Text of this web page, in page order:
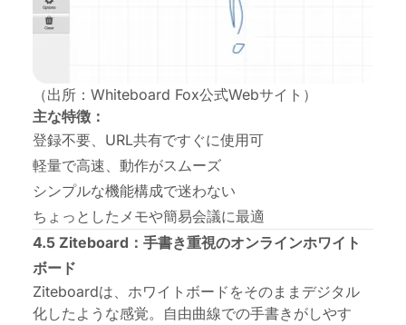
（出所：Whiteboard Fox公式Webサイト）
主な特徴：
登録不要、URL共有ですぐに使用可
軽量で高速、動作がスムーズ
シンプルな機能構成で迷わない
ちょっとしたメモや簡易会議に最適
4.5 Ziteboard：手書き重視のオンラインホワイト
ボード
Ziteboardは、ホワイトボードをそのままデジタル
化したような感覚。自由曲線での手書きがしやす